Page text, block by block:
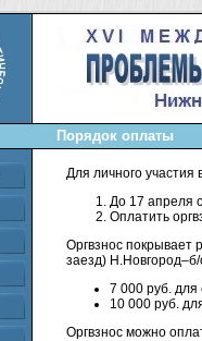
Порядок оплаты
Для личного
До 17 апреля
Оплатить
Оргвзнос покрывает
заезд)
7 000 руб. для
10 000 руб.
Оргвзнос можно